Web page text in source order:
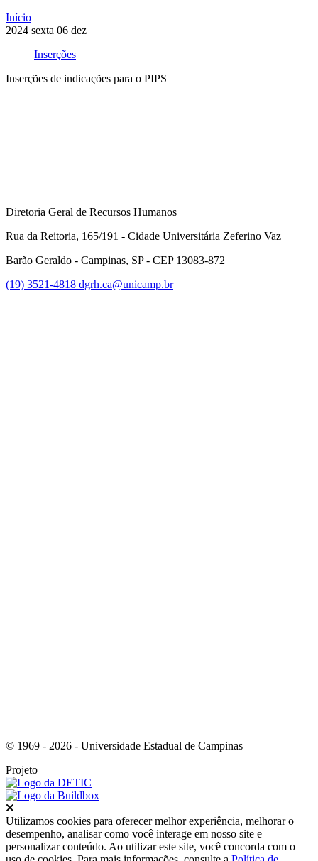
Início
2024 sexta 06 dez
Inserções
Inserções de indicações para o PIPS
Diretoria Geral de Recursos Humanos
Rua da Reitoria, 165/191 - Cidade Universitária Zeferino Vaz
Barão Geraldo - Campinas, SP - CEP 13083-872
(19) 3521-4818 dgrh.ca@unicamp.br
© 1969 - 2026 - Universidade Estadual de Campinas
Projeto
Utilizamos cookies para oferecer melhor experiência, melhorar o
desempenho, analisar como você interage em nosso site e
personalizar conteúdo. Ao utilizar este site, você concorda com o